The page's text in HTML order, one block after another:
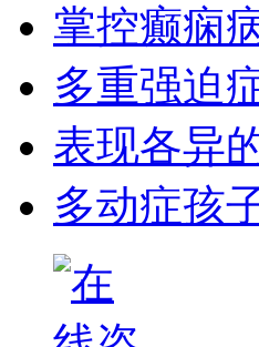
掌控癫痫
多重强迫
表现各异
多动症孩